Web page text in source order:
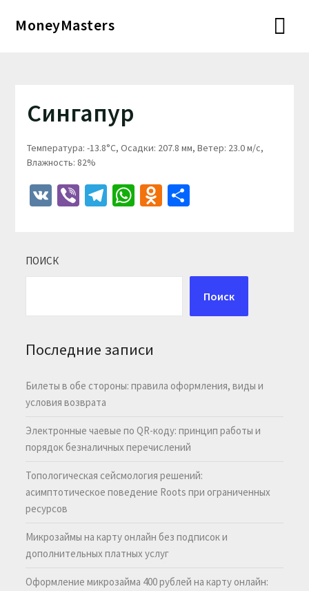
MoneyMasters
Сингапур
Температура: -13.8°C, Осадки: 207.8 мм, Ветер: 23.0 м/с,
Влажность: 82%
VKViberTelegram
WhatsApp
Odnoklassniki
Отправить
ПОИСК
Поиск
Последние записи
Билеты в обе стороны: правила оформления, виды и
условия возврата
Электронные чаевые по QR-коду: принцип работы и
порядок безналичных перечислений
Топологическая сейсмология решений:
асимптотическое поведение Roots при ограниченных
ресурсов
Микрозаймы на карту онлайн без подписок и
дополнительных платных услуг
Оформление микрозайма 400 рублей на карту онлайн: